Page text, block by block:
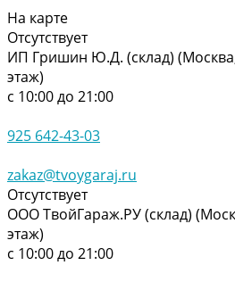
На карте
Отсутствует
ИП Гришин Ю.Д. (склад)
этаж)
с 10:00 до 21:00
925 642-43-03
zakaz@tvoygaraj.ru
Отсутствует
ООО ТвойГараж.РУ (склад)
этаж)
с 10:00 до 21:00